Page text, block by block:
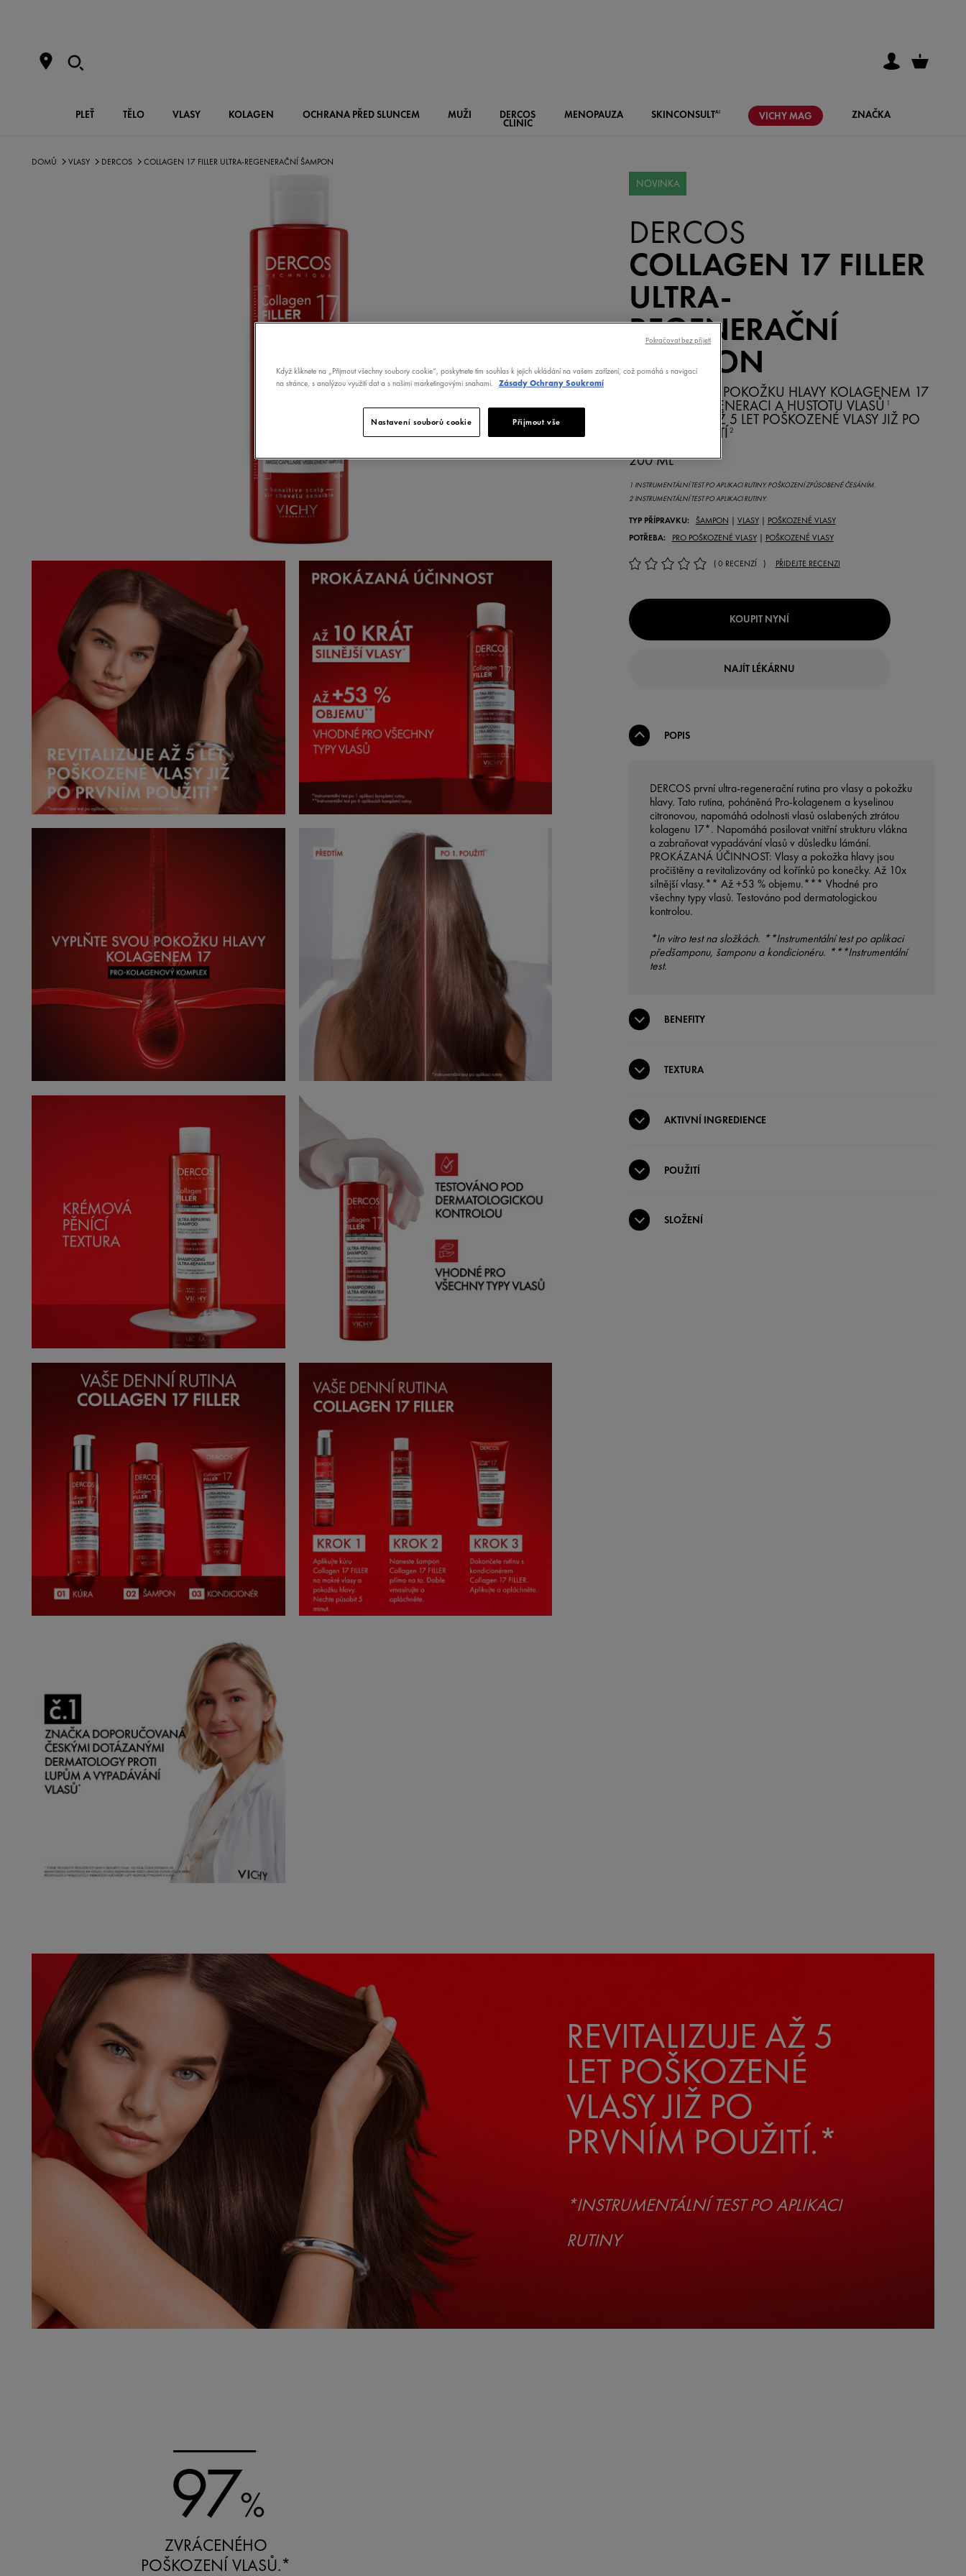
PLEŤ TĚLO VLASY KOLAGEN OCHRANA PŘED SLUNCEM MUŽI DERCOS
CLINIC
MENOPAUZA SKINCONSULTAI VICHY MAG ZNAČKA
DOMŮ VLASY DERCOS COLLAGEN 17 FILLER ULTRA-REGENERAČNÍ ŠAMPON
NOVINKA
DERCOS
COLLAGEN 17 FILLER
ULTRA-
REGENERAČNÍ
ŠAMPON
VYPLŇTE SVOU POKOŽKU HLAVY KOLAGENEM 17
PRO VĚTŠÍ REGENERACI A HUSTOTU VLASŮ 1
REVITALIZUJE AŽ 5 LET POŠKOZENÉ VLASY JIŽ PO
PRVNÍM POUŽITÍ 2
200 ML
1 INSTRUMENTÁLNÍ TEST PO APLIKACI RUTINY. POŠKOZENÍ ZPŮSOBENÉ ČESÁNÍM.
2 INSTRUMENTÁLNÍ TEST PO APLIKACI RUTINY.
TYP PŘÍPRAVKU: ŠAMPON | VLASY| POŠKOZENÉ VLASY
POTŘEBA:
PRO POŠKOZENÉ VLASY| POŠKOZENÉ VLASY
( 0 RECENZÍ ) PŘIDEJTE RECENZI
KOUPIT NYNÍ
NAJÍT LÉKÁRNU
POPIS
DERCOS první ultra-regenerační rutina pro vlasy a pokožku
hlavy. Tato rutina, poháněná Pro-kolagenem a kyselinou
citronovou, napomáhá odolnosti vlasů oslabených ztrátou
kolagenu 17*. Napomáhá posilovat vnitřní strukturu vlákna
a zabraňovat vypadávání vlasů v důsledku lámání.
PROKÁZANÁ ÚČINNOST: Vlasy a pokožka hlavy jsou
pročištěny a revitalizovány od kořínků po konečky. Až 10x
silnější vlasy.** Až +53 % objemu.*** Vhodné pro
všechny typy vlasů. Testováno pod dermatologickou
kontrolou.
*In vitro test na složkách. **Instrumentální test po aplikaci
předšamponu, šamponu a kondicionéru. ***Instrumentální
test.
BENEFITY
TEXTURA
AKTIVNÍ INGREDIENCE
POUŽITÍ
SLOŽENÍ
REVITALIZUJE AŽ 5
LET POŠKOZENÉ
VLASY JIŽ PO
PRVNÍM POUŽITÍ.*
*INSTRUMENTÁLNÍ TEST PO APLIKACI
RUTINY
97%
ZVRÁCENÉHO
POŠKOZENÍ VLASŮ.*
Když kliknete na „Přijmout všechny soubory cookie“, poskytnete tím souhlas k jejich ukládání na vašem zařízení, což pomáhá s navigací
na stránce, s analýzou využití dat a s našimi marketingovými snahami.
Zásady Ochrany Soukromí
Nastavení souborů cookie Přijmout vše
Pokračovat bez přijetí